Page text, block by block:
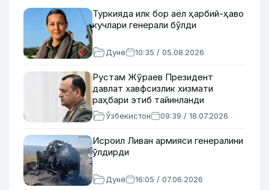
Туркияда илк бор аёл ҳарбий-ҳаво
кучлари генерали бўлди
Дунё 10:35 / 05.08.2026
Рустам Жўраев Президент
давлат хавфсизлик хизмати
раҳбари этиб тайинланди
Ўзбекистон 09:39 / 18.07.2026
Исроил Ливан армияси генералини
ўлдирди
Дунё 16:05 / 07.06.2026